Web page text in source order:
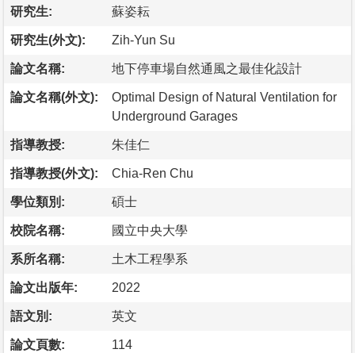
研究生: 蘇姿耘
研究生(外文): Zih-Yun Su
論文名稱: 地下停車場自然通風之最佳化設計
論文名稱(外文):
Optimal Design of Natural Ventilation for
Underground Garages
指導教授: 朱佳仁
指導教授(外文): Chia-Ren Chu
學位類別: 碩士
校院名稱: 國立中央大學
系所名稱: 土木工程學系
論文出版年: 2022
語文別: 英文
論文頁數: 114